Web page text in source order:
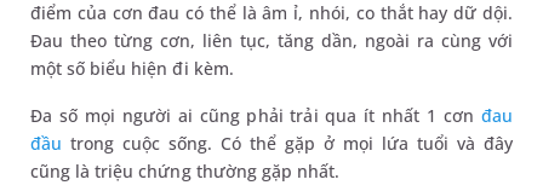
điểm của cơn đau có thể là âm ỉ, nhói, co thắt hay dữ dội.
Đau theo từng cơn, liên tục, tăng dần, ngoài ra cùng với
một số biểu hiện đi kèm.
Đa số mọi người ai cũng phải trải qua ít nhất 1 cơn đau
đầu trong cuộc sống. Có thể gặp ở mọi lứa tuổi và đây
cũng là triệu chứng thường gặp nhất.